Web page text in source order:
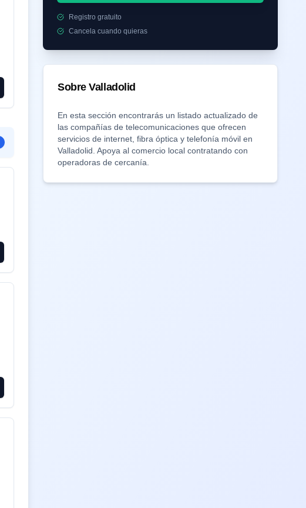
Registro gratuito
Cancela cuando quieras
SobreValladolid
En esta sección encontrarás un listado actualizado de
las compañías de telecomunicaciones que ofrecen
servicios de internet, fibra óptica y telefonía móvil en
Valladolid . Apoya al comercio local contratando con
operadoras de cercanía.